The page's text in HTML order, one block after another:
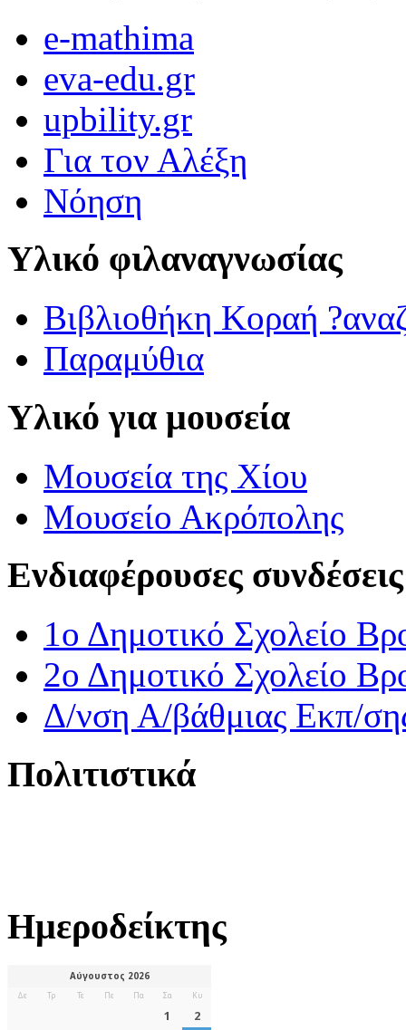
e-mathima
eva-edu.gr
upbility.gr
Για τον Αλέξη
Νόηση
Υλικό φιλαναγνωσίας
Βιβλιοθήκη Κοραή
Παραμύθια
Υλικό για μουσεία
Μουσεία της Χίου
Μουσείο Ακρόπολης
Ενδιαφέρουσες συνδέσεις
1ο Δημοτικό Σχολείο
2ο Δημοτικό Σχολείο
Δ/νση Α/βάθμιας Εκπ/
Πολιτιστικά
Ημεροδείκτης